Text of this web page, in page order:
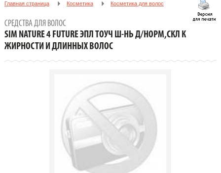
Главная страница Косметика Косметика для волос
Sim nature 4 FUTURE Эпл Тоуч ш-нь д/норм,скл к жирности и
СРЕДСТВА ДЛЯ ВОЛОС
SIM NATURE 4 FUTURE ЭПЛ ТОУЧ Ш-НЬ Д/НОРМ,СКЛ К
ЖИРНОСТИ И ДЛИННЫХ ВОЛОС